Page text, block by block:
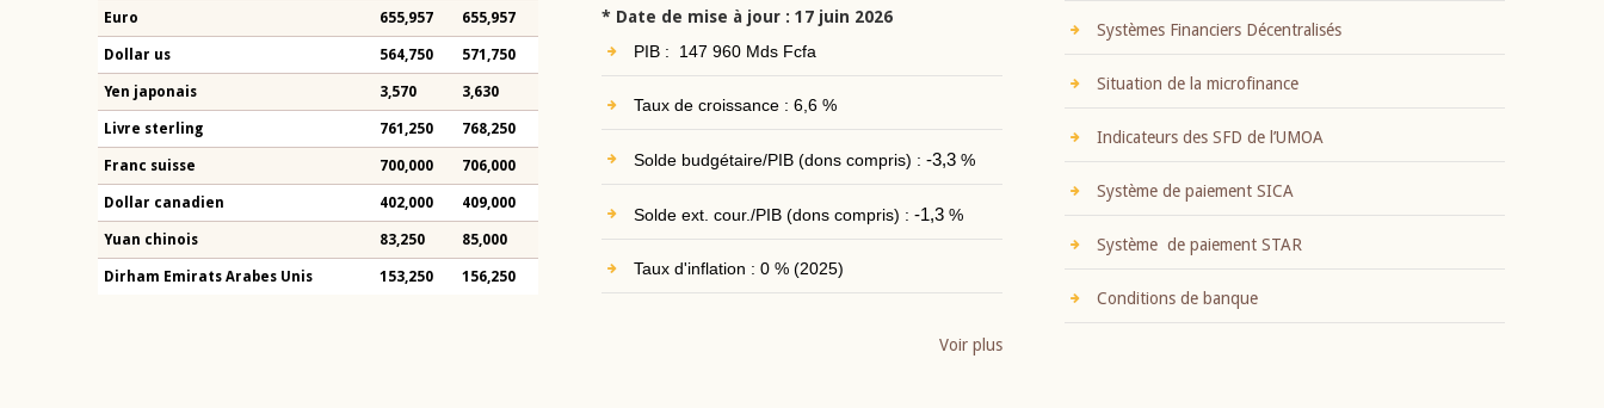
Euro 655,957 655,957
Dollar us 564,750 571,750
Yen japonais 3,570 3,630
Livre sterling 761,250 768,250
Franc suisse 700,000 706,000
Dollar canadien 402,000 409,000
Yuan chinois 83,250 85,000
Dirham Emirats Arabes Unis 153,250 156,250
* Date de mise à jour : 17 juin 2026
PIB : 147 960 Mds Fcfa
Taux de croissance : 6,6 %
Solde budgétaire/PIB (dons compris) : -3,3%
Solde ext. cour./PIB (dons compris) : -1,3%
Taux d'inflation : 0 % (2025)
Voir plus
Systèmes Financiers Décentralisés
Situation de la microfinance
Indicateurs des SFD de l’UMOA
Système de paiement SICA
Système de paiement STAR
Conditions de banque